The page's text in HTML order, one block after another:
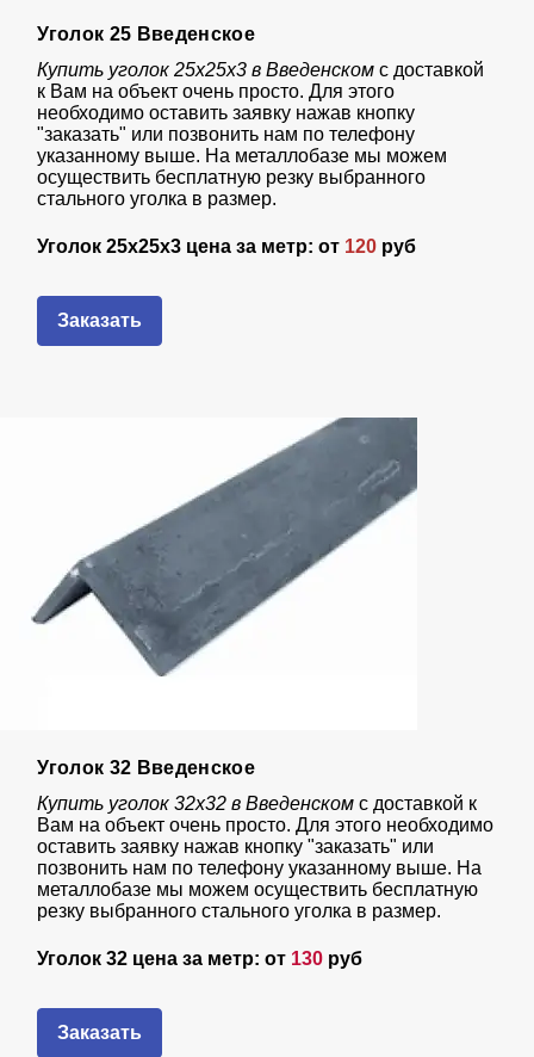
Уголок 25 Введенское
Купить уголок 25х25х3 в Введенскомс доставкой
к Вам на объект очень просто. Для этого
необходимо оставить заявку нажав кнопку
"заказать" или позвонить нам по телефону
указанному выше. На металлобазе мы можем
осуществить бесплатную резку выбранного
стального уголка в размер.
Уголок 25х25х3 цена за метр: от 120 руб
Заказать
Уголок 32 Введенское
Купить уголок 32х32 в Введенскомс доставкой к
Вам на объект очень просто. Для этого необходимо
оставить заявку нажав кнопку "заказать" или
позвонить нам по телефону указанному выше. На
металлобазе мы можем осуществить бесплатную
резку выбранного стального уголка в размер.
Уголок 32 цена за метр: от 130 руб
Заказать